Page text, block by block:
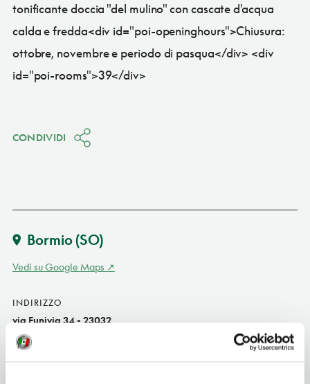
tonificante doccia "del mulino" con cascate d'acqua
calda e fredda<div id="poi-openinghours">Chiusura:
ottobre, novembre e periodo di pasqua</div> <div
id="poi-rooms">39</div>
CONDIVIDI
Bormio(SO)
Vedi su Google Maps
INDIRIZZO
via Funivia 34 - 23032
Bormio (SO)
Lombardia